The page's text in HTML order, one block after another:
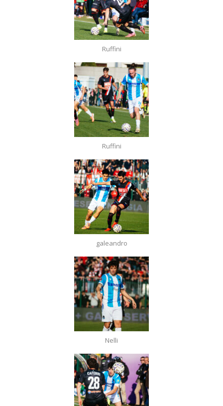
Ruffini
Ruffini
galeandro
Nelli